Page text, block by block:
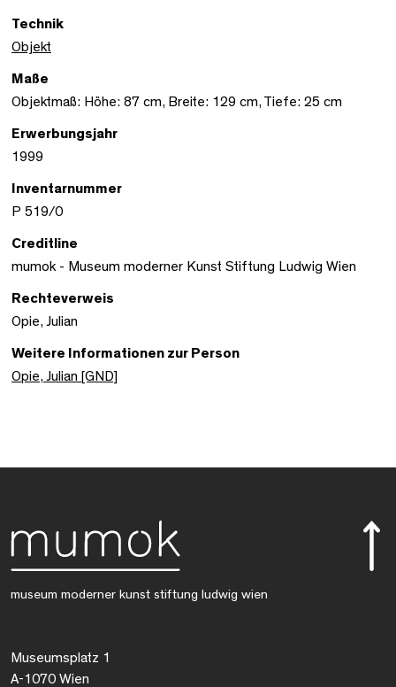
Technik
Objekt
Maße
Objektmaß: Höhe: 87 cm, Breite: 129 cm, Tiefe: 25 cm
Erwerbungsjahr
1999
Inventarnummer
P 519/0
Creditline
mumok - Museum moderner Kunst Stiftung Ludwig Wien
Rechteverweis
Opie, Julian
Weitere Informationen zur Person
Opie, Julian [GND]
museum moderner kunst stiftung ludwig wien
Museumsplatz 1
A-1070 Wien